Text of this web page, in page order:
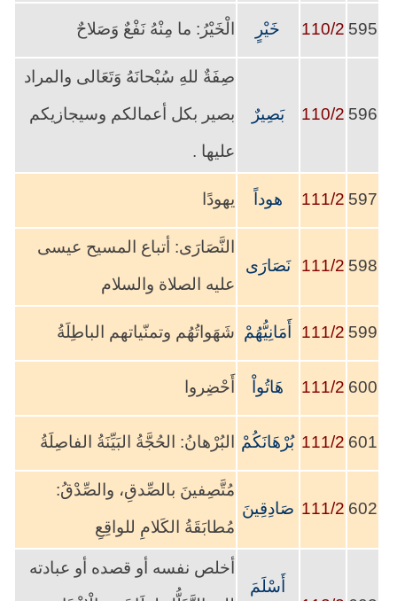
595
110/2 خَيْرٍ الْخَيْرُ: ما مِنْهُ نَفْعٌ وَصَلاحٌ
596
110/2 بَصِيرٌ
صِفَةٌ للهِ سُبْحانَهُ وَتَعَالى والمراد
بصير بكل أعمالكم وسيجازيكم
عليها .
597
111/2 هوداً يهودًا
598
111/2 نَصَارَى
النَّصَارَى: أتباع المسيح عيسى
عليه الصلاة والسلام
599
111/2 أَمَانِيُّهُمْ شَهَواتُهُم وتمنّياتهم الباطِلَةُ
600
111/2 هَاتُواْ أَحْضِروا
601
111/2 بُرْهَانَكُمْ البُرْهانُ: الحُجَّةُ البَيِّنَةُ الفاصِلَةُ
602
111/2 صَادِقِينَ
مُتَّصِفينَ بالصِّدقِ، والصِّدْقُ:
مُطابَقَةُ الكَلامِ للواقِعِ
أَسْلَمَ
أخلص نفسه أو قصده أو عبادته